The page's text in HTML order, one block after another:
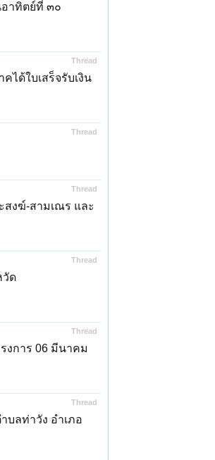
อาทิตย์ที่ ๓๐
Thread
ได้ใบเสร็จรับเงิน
Thread
Thread
งฆ์-สามเณร และ
Thread
วัด
Thread
งการ 06 มีนาคม
Thread
ลท่าวัง อำเภอ